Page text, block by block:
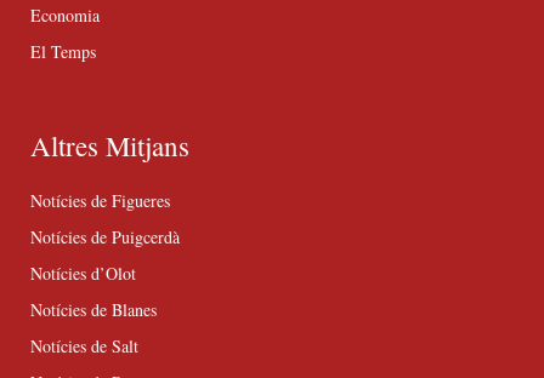
Economia
El Temps
Altres Mitjans
Notícies de Figueres
Notícies de Puigcerdà
Notícies d’Olot
Notícies de Blanes
Notícies de Salt